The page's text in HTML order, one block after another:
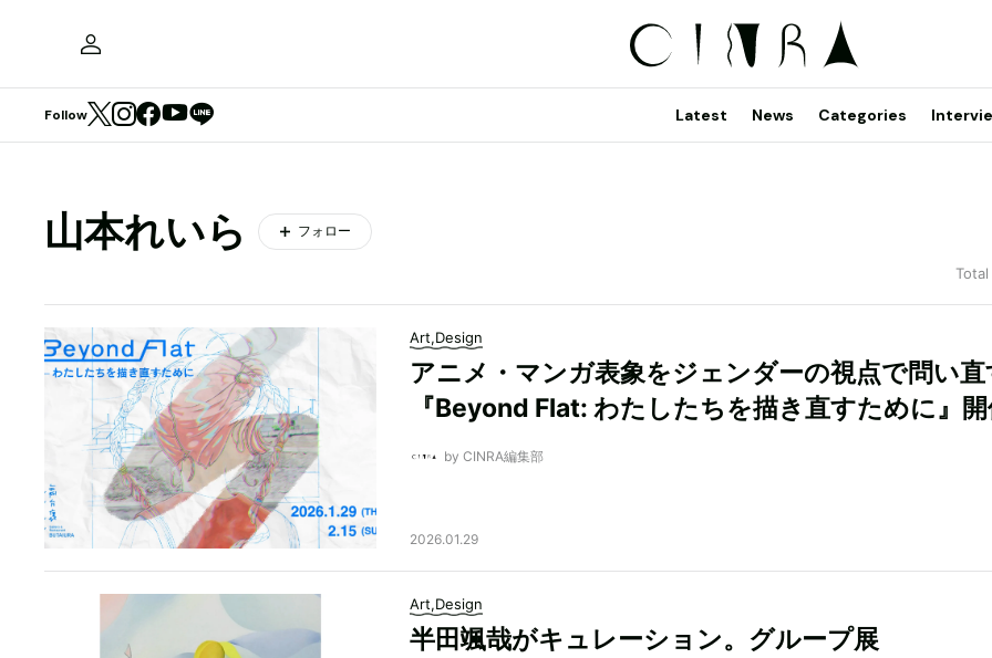
Follow Latest News Categories
山本れいら フォロー
Art,Design
アニメ・マンガ表象をジェンダーの視点で問い直
『Beyond Flat: わたしたちを描き直すために』
by CINRA編集部
2026.01.29
Art,Design
半田颯哉がキュレーション。グループ展